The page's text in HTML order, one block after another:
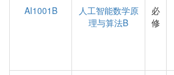
AI1001B
人工智能数学原
理与算法B
必
修